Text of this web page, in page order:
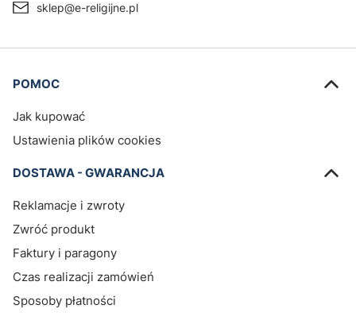
sklep@e-religijne.pl
Linki w stopce
POMOC
Jak kupować
Ustawienia plików cookies
DOSTAWA - GWARANCJA
Reklamacje i zwroty
Zwróć produkt
Faktury i paragony
Czas realizacji zamówień
Sposoby płatności